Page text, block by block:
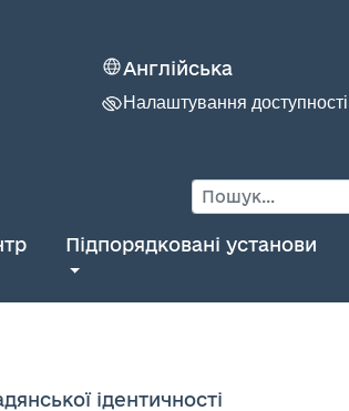
Англійська
Налаштування доступності
Підпорядковані установи
ідентичності